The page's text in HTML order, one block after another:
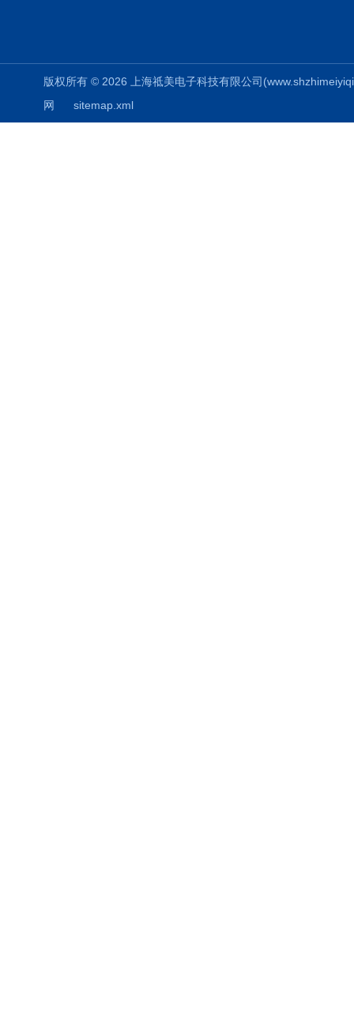
版权所有 © 2026 上海祗美电子科技有限公司
网
sitemap.xml